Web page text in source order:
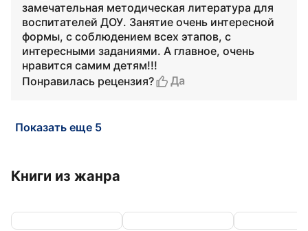
замечательная методическая литература для
воспитателей ДОУ. Занятие очень интересной
формы, с соблюдением всех этапов, с
интересными заданиями. А главное, очень
нравится самим детям!!!
Понравилась рецензия?
Да
Показать еще 5
Книги из жанра